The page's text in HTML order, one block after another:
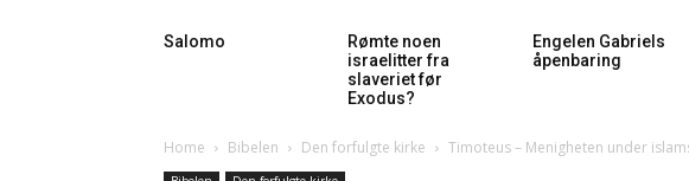
Salomo
Rømte noen
israelitter fra
slaveriet før
Exodus?
Engelen Gabriels
åpenbaring
Home Bibelen Den forfulgte kirke Timoteus – Menigheten under